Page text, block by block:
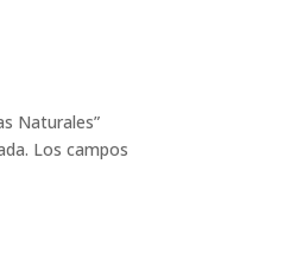
Naturales”
Los campos